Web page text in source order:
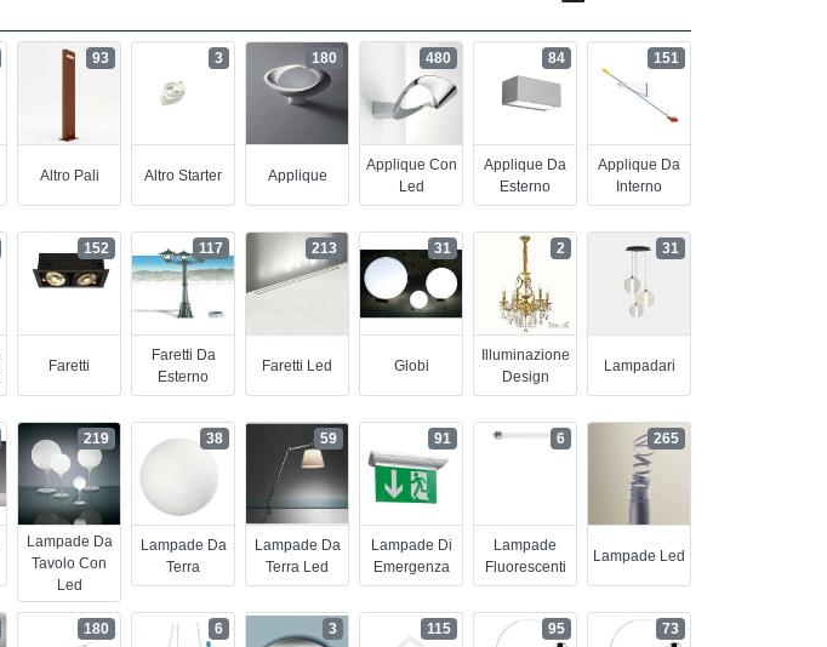
Altro Pali
93
Altro Starter
3
Applique
180
Applique Con
Led
480
Applique Da
Esterno
84
Applique Da
Interno
151
Faretti
152
Faretti Da
Esterno
117
Faretti Led
213
Globi
31
Illuminazione
Design
2
Lampadari
31
Lampade Da
Tavolo Con
Led
219
Lampade Da
Terra
38
Lampade Da
Terra Led
59
Lampade Di
Emergenza
91
Lampade
Fluorescenti
6
Lampade Led
265
180 6 3 115 95 73